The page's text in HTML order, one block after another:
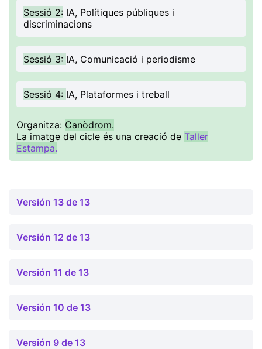
Sessió 2: IA, Polítiques públiques i
discriminacions
Sessió 3: IA, Comunicació i periodisme
Sessió 4: IA, Plataformes i treball
Organitza: Canòdrom.
La imatge del cicle és una creació de Taller
Estampa.
Versión 13 de 13
Versión 12 de 13
Versión 11 de 13
Versión 10 de 13
Versión 9 de 13